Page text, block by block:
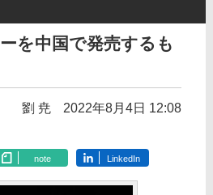
を中国で発売するも
劉 尭 2022年8月4日 12:08
note LinkedIn